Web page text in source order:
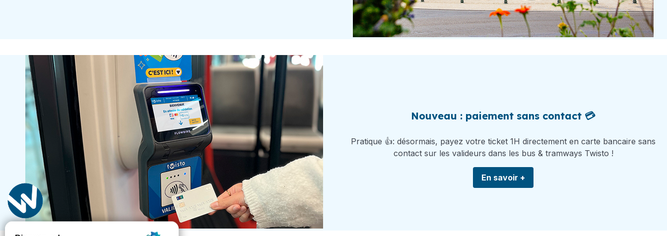
Nouveau : paiement sans contact 💳
Pratique 👍: désormais, payez votre ticket 1H directement en carte bancaire sans
contact sur les valideurs dans les bus & tramways Twisto !
En savoir +